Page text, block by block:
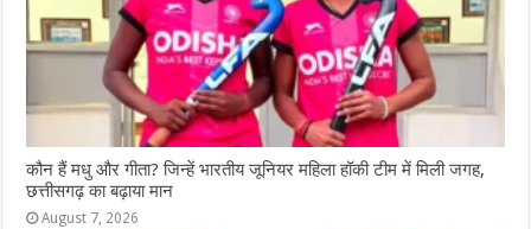
कौन हैं मधु और गीता? जिन्हें भारतीय जूनियर महिला हॉकी टीम में मिली जगह,
छत्तीसगढ़ का बढ़ाया मान
August 7, 2026